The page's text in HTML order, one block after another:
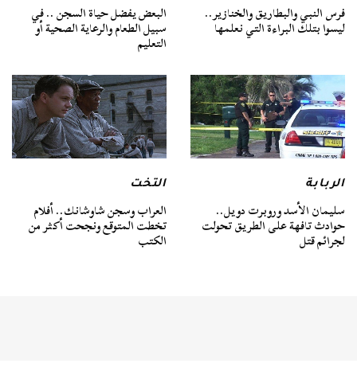
فرس النبي والبطاريق والخنازير..
ليسوا بتلك البراءة التي نعلمها
البعض يفضل حياة السجن .. في
سبيل الطعام والرعاية الصحية أو
التعليم
الربابة
سليمان الأسد وروبرت دويل..
حوادث تافهة على الطريق تحولت
لجرائم قتل
التخت
العراب وسجن شاوشانك.. أفلام
تخطت المتوقع ونجحت أكثر من
الكتب